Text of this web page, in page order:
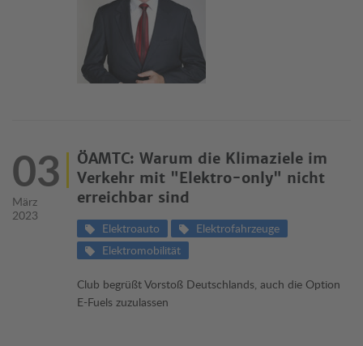
03
März
2023
ÖAMTC: Warum die Klimaziele im
Verkehr mit "Elektro-only" nicht
erreichbar sind
Elektroauto
Elektrofahrzeuge
Elektromobilität
Club begrüßt Vorstoß Deutschlands, auch die Option
E-Fuels zuzulassen